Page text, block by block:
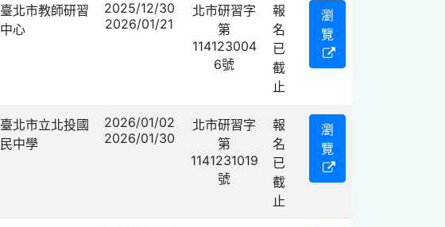
臺北市教師研習
中心
2025/12/30
2026/01/21
北市研習字
第
114123004
6號
報
名
已
截
止
瀏
覽
臺北市立北投國
民中學
2026/01/02
2026/01/30
北市研習字
第
1141231019
號
報
名
已
截
止
瀏
覽